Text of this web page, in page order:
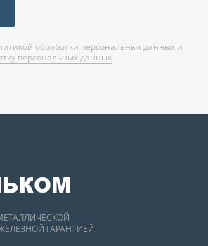
обработки персональных данных и
персональных данных
ГАРАНТИЕЙ